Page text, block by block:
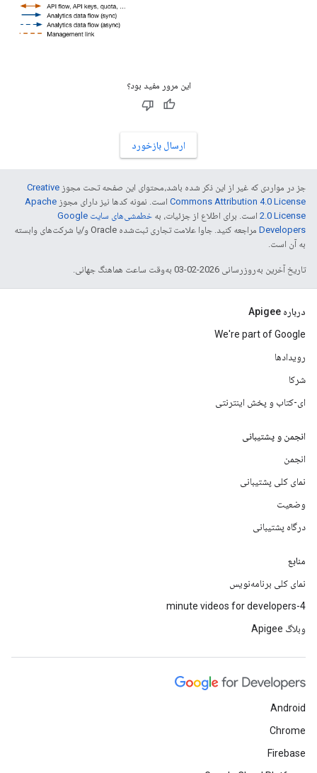
این مرور مفید بود؟
ارسال بازخورد
جز در مواردی که غیر از این ذکر شده باشد،‌محتوای این صفحه تحت مجوز Creative
Commons Attribution 4.0 License است. نمونه کدها نیز دارای مجوز Apache
2.0 License است. برای اطلاع از جزئیات، به
خطمشی‌های سایت Google
Developers‏
مراجعه کنید. جاوا علامت تجاری ثبت‌شده Oracle و/یا شرکت‌های وابسته
به آن است.
تاریخ آخرین به‌روزرسانی 2026-02-03 به‌وقت ساعت هماهنگ جهانی.
درباره Apigee
We're part of Google
رویدادها
شرکا
ای-کتاب و پخش اینترنتی
انجمن و پشتیبانی
انجمن
نمای کلی پشتیبانی
وضعیت
درگاه پشتیبانی
منابع
نمای کلی برنامه‌نویس
4-minute videos for developers
وبلاگ Apigee
Android
Chrome
Firebase